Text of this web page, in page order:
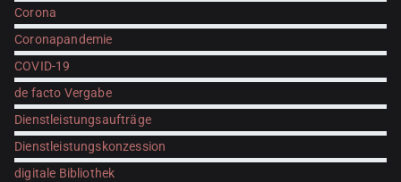
Corona
Coronapandemie
COVID-19
de facto Vergabe
Dienstleistungsaufträge
Dienstleistungskonzession
digitale Bibliothek